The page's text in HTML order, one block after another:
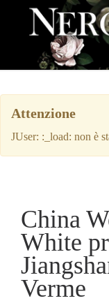
Attenzione
JUser: :_load: non è
China
White
Verme